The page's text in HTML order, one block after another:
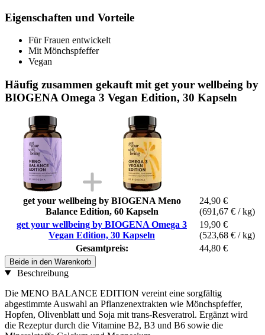
Eigenschaften und Vorteile
Für Frauen entwickelt
Mit Mönchspfeffer
Vegan
Häufig zusammen gekauft mit get your wellbeing by
BIOGENA Omega 3 Vegan Edition, 30 Kapseln
get your wellbeing by BIOGENA Meno
Balance Edition, 60 Kapseln
24,90 €
(691,67 € / kg)
get your wellbeing by BIOGENA Omega 3
Vegan Edition, 30 Kapseln
19,90 €
(523,68 € / kg)
Gesamtpreis:
44,80 €
Beide in den Warenkorb
Beschreibung
Die MENO BALANCE EDITION vereint eine sorgfältig
abgestimmte Auswahl an Pflanzenextrakten wie Mönchspfeffer,
Hopfen, Olivenblatt und Soja mit trans-Resveratrol. Ergänzt wird
die Rezeptur durch die Vitamine B2, B3 und B6 sowie die